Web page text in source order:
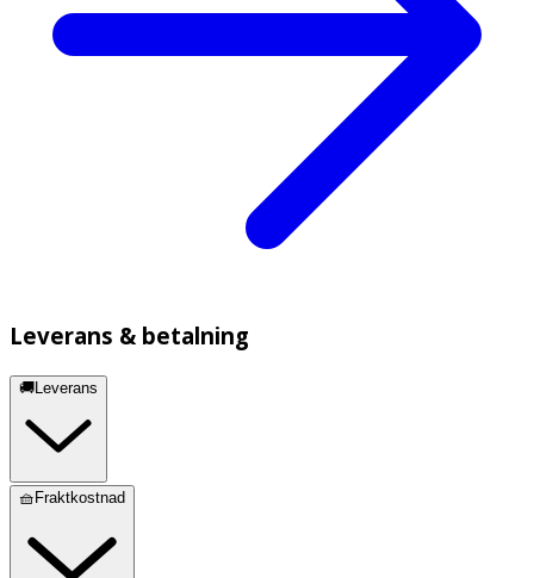
Leverans & betalning
🚚Leverans
🧺Fraktkostnad